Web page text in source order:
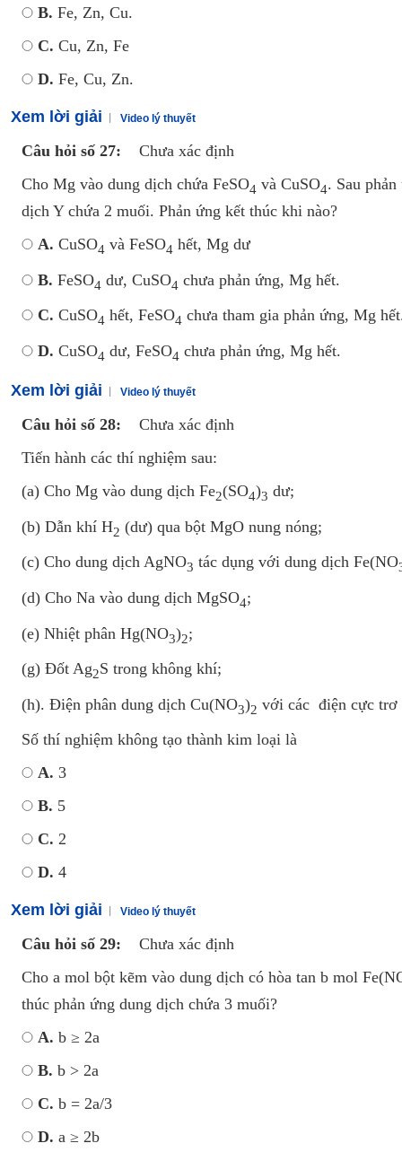
B. Fe, Zn, Cu.
C. Cu, Zn, Fe
D. Fe, Cu, Zn.
Xem lời giải Video lý thuyết
Câu hỏi số 27:
Chưa xác định
Cho Mg vào dung dịch chứa FeSO4 và CuSO4. Sau
dịch Y chứa 2 muối. Phản ứng kết thúc khi nào?
A. CuSO4 và FeSO4 hết, Mg dư
B. FeSO4 dư, CuSO4 chưa phản ứng, Mg hết.
C. CuSO4 hết, FeSO4 chưa tham gia phản ứng, Mg
D. CuSO4 dư, FeSO4 chưa phản ứng, Mg hết.
Xem lời giải Video lý thuyết
Câu hỏi số 28:
Chưa xác định
Tiến hành các thí nghiệm sau:
(a) Cho Mg vào dung dịch Fe2(SO4)3 dư;
(b) Dẫn khí H2 (dư) qua bột MgO nung nóng;
(c) Cho dung dịch AgNO3 tác dụng với dung dịch Fe(NO
(d) Cho Na vào dung dịch MgSO4;
(e) Nhiệt phân Hg(NO3)2;
(g) Đốt Ag2S trong không khí;
(h). Điện phân dung dịch Cu(NO3)2 với các điện cực trơ
Số thí nghiệm không tạo thành kim loại là
A. 3
B. 5
C. 2
D. 4
Xem lời giải Video lý thuyết
Câu hỏi số 29:
Chưa xác định
Cho a mol bột kẽm vào dung dịch có hòa tan b mol
thúc phản ứng dung dịch chứa 3 muối?
A. b ≥ 2a
B. b > 2a
C. b = 2a/3
D. a ≥ 2b